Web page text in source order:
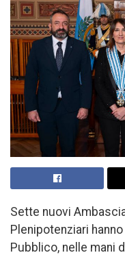
Sette nuovi
Plenipotenziari
Pubblico, nelle mani